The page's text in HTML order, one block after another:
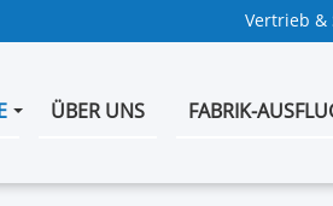
Vertrieb &
ÜBER UNS FABRIK-